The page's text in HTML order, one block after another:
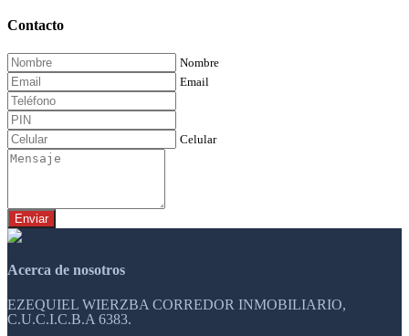
Contacto
Nombre
Email
Celular
Enviar
Acerca de nosotros
EZEQUIEL WIERZBA CORREDOR INMOBILIARIO,
C.U.C.I.C.B.A 6383.